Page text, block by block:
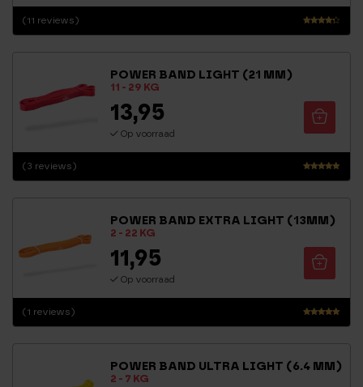
Waarder
(11 reviews)
POWER BAND LIGHT (21 MM)
11 - 29 KG
Waarderi
uit 5
(3 reviews)
13,95
Op voorraad
POWER BAND EXTRA LIGHT (13MM)
2 - 22 KG
Waarderin
uit 5
(1 reviews)
11,95
Op voorraad
POWER BAND ULTRA LIGHT (6.4 MM)
2 - 7 KG